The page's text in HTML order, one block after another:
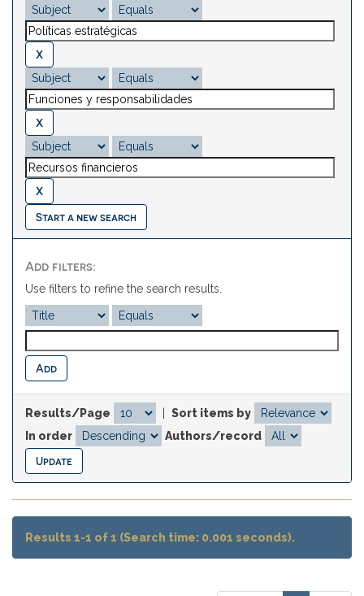
Start a new search
Add filters:
Use filters to refine the search results.
Results/Page
Sort items by
In order
Authors/record
Results 1-1 of 1 (Search time: 0.001 seconds).